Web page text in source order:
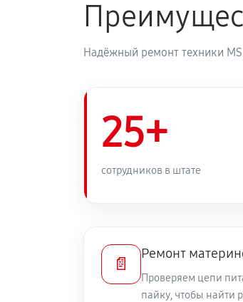
Надёжный ремонт техники
25+
сотрудников в штате
📄
Ремонт
Проверяем цепи
пайку, чтобы найти